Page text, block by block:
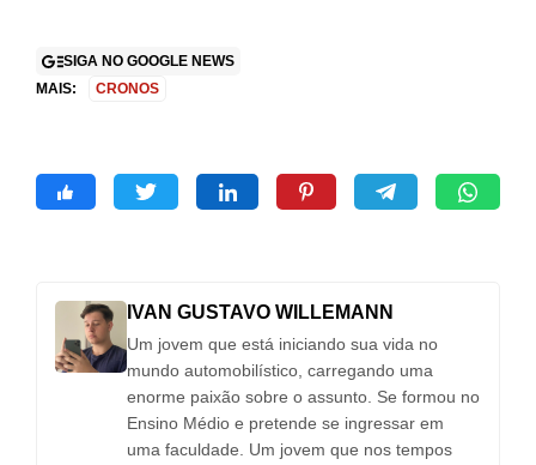
SIGA NO GOOGLE NEWS
MAIS:
CRONOS
IVAN GUSTAVO WILLEMANN
Um jovem que está iniciando sua vida no
mundo automobilístico, carregando uma
enorme paixão sobre o assunto. Se formou no
Ensino Médio e pretende se ingressar em
uma faculdade. Um jovem que nos tempos